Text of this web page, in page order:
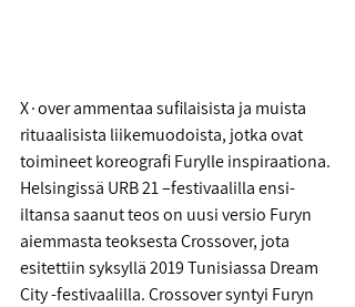
X∙over ammentaa sufilaisista ja muista
rituaalisista liikemuodoista, jotka ovat
toimineet koreografi Furylle inspiraationa.
Helsingissä URB 21 –festivaalilla ensi-
iltansa saanut teos on uusi versio Furyn
aiemmasta teoksesta Crossover, jota
esitettiin syksyllä 2019 Tunisiassa Dream
City -festivaalilla. Crossover syntyi Furyn